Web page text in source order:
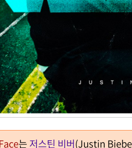
는 저스틴 비버(Justin